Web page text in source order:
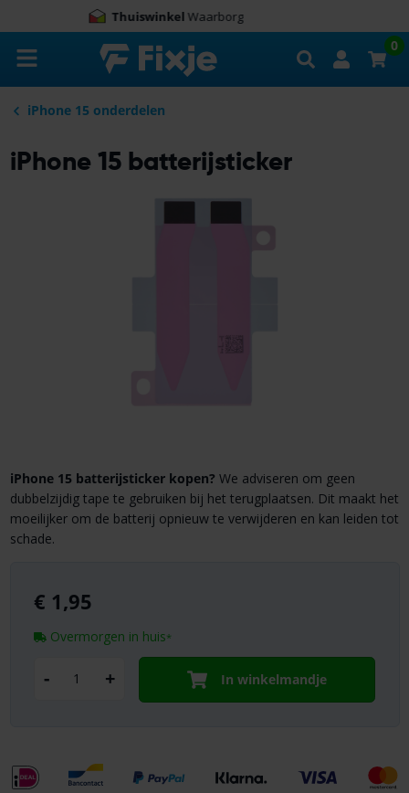
9.0
0
iPhone 15 onderdelen
iPhone 15 batterijsticker
iPhone 15 batterijsticker kopen? We adviseren om geen
dubbelzijdig tape te gebruiken bij het terugplaatsen. Dit maakt het
moeilijker om de batterij opnieuw te verwijderen en kan leiden tot
schade.
€ 1,95
Overmorgen in huis*
- + In winkelmandje